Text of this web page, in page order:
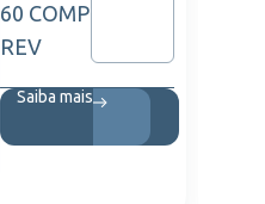
60 COMP
REV
Saiba mais